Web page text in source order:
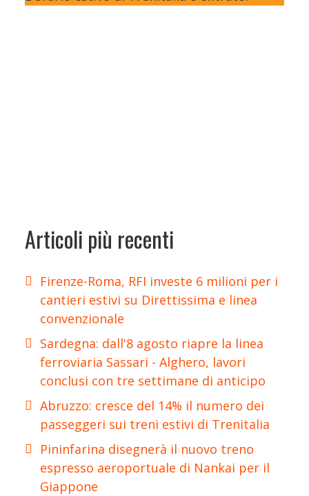
Articoli più recenti
Firenze-Roma, RFI investe 6 milioni per i
cantieri estivi su Direttissima e linea
convenzionale
Sardegna: dall'8 agosto riapre la linea
ferroviaria Sassari - Alghero, lavori
conclusi con tre settimane di anticipo
Abruzzo: cresce del 14% il numero dei
passeggeri sui treni estivi di Trenitalia
Pininfarina disegnerà il nuovo treno
espresso aeroportuale di Nankai per il
Giappone